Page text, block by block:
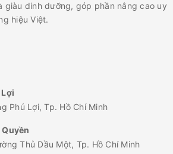
giàu dinh dưỡng, góp phần nâng cao uy
hiệu Việt.
Phú Lợi, Tp. Hồ Chí Minh
Thủ Dầu Một, Tp. Hồ Chí Minh